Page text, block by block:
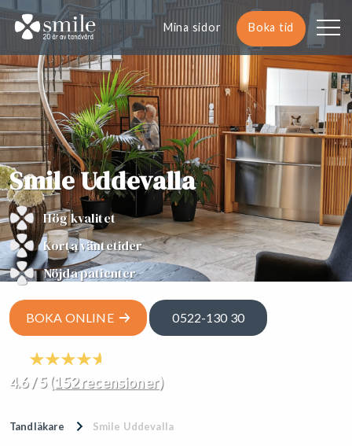
Smile Uddevalla
Hög kvalitet
Korta väntetider
Nöjda patienter
BOKA ONLINE 0522-130 30
4.6 / 5 (152 recensioner)
Tandläkare Smile Uddevalla
Mina sidor Boka tid